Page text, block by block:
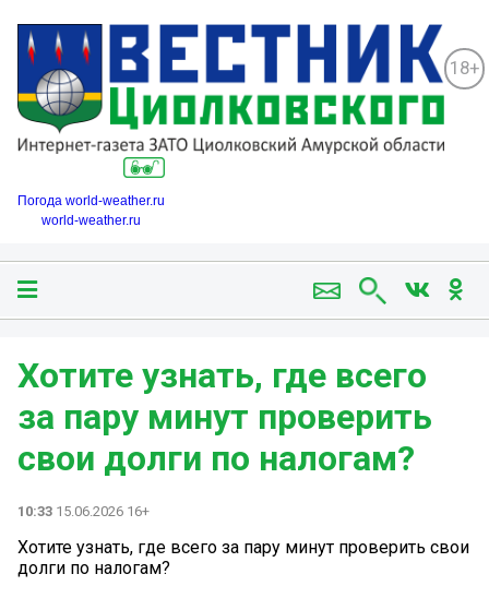
18+
Погода world-weather.ru
world-weather.ru
Хотите узнать, где всего
за пару минут проверить
свои долги по налогам?
10:33 15.06.2026 16+
Хотите узнать, где всего за пару минут проверить свои
долги по налогам?